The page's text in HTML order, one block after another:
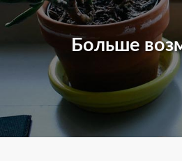
Больше